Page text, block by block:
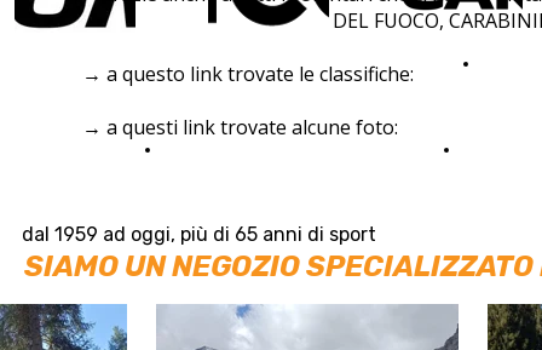
DEL FUOCO,
→ a questo link trovate le classifiche:
→ a questi link trovate alcune foto:
dal 1959 ad oggi, più di 65 anni di sport
SIAMO UN NEGOZIO